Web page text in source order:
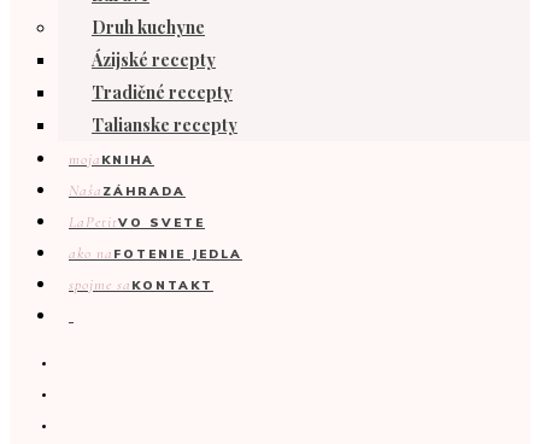
Druh kuchyne
Ázijské recepty
Tradičné recepty
Talianske recepty
moja KNIHA
Naša ZÁHRADA
LaPetitVO SVETE
ako na FOTENIE JEDLA
spojme sa KONTAKT